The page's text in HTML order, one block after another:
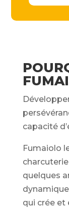
capacité
Fumaiolo
quelques
qui crée et